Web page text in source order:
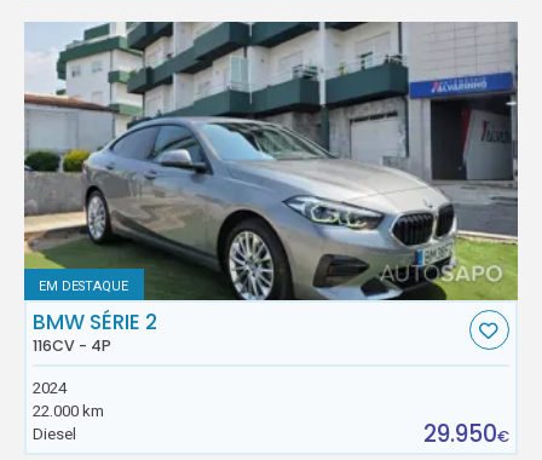
EM DESTAQUE
BMW SÉRIE 2
116CV - 4P
2024
22.000 km
Diesel
29.950€